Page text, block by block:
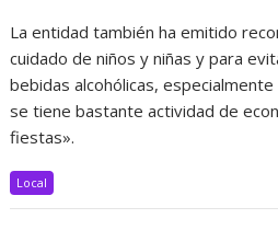
La entidad también ha emitido
cuidado de niños y niñas y para
bebidas alcohólicas,
se tiene bastante actividad de
fiestas».
Local